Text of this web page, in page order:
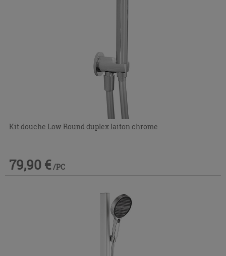
Kit douche Low Round duplex laiton chrome
79,90 € /PC